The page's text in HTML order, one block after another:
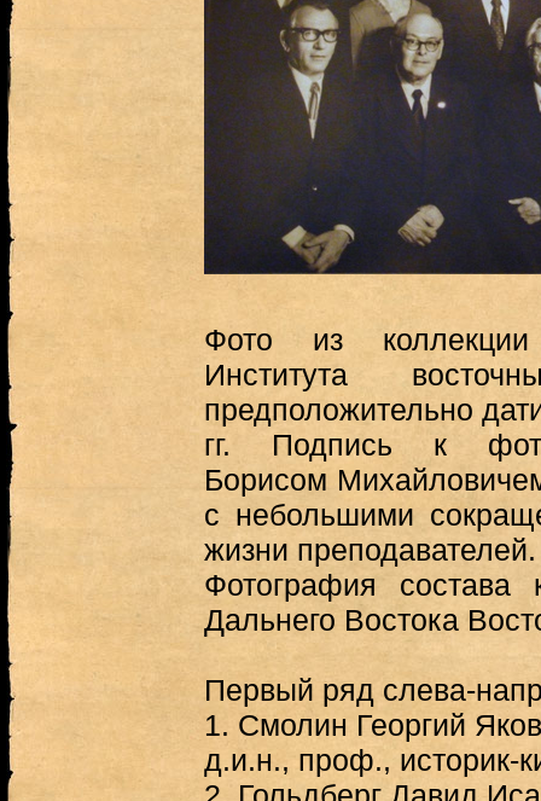
Фото из коллекции
Института
предположительно
гг. Подпись к
Борисом
с небольшими
жизни
Фотография состава
Дальнего Востока
Первый ряд слева-
1. Смолин Георгий
д.и.н., проф., историк-